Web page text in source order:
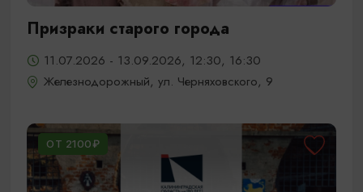
Призраки старого города
11.07.2026 - 13.09.2026, 12:30, 16:30
Железнодорожный, ул. Черняховского, 9
ОТ 2100₽